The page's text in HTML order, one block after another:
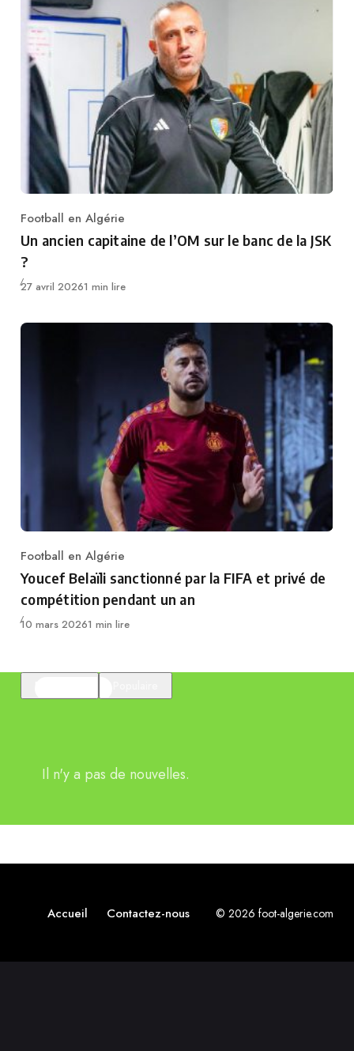
Category
Football en Algérie
Un ancien capitaine de l’OM sur le banc de la JSK
?
Publié
27 avril 20261 min lire
Category
Football en Algérie
Youcef Belaïli sanctionné par la FIFA et privé de
compétition pendant un an
Publié
10 mars 20261 min lire
Il n'y a pas de nouvelles.
Accueil Contactez-nous © 2026 foot-algerie.com